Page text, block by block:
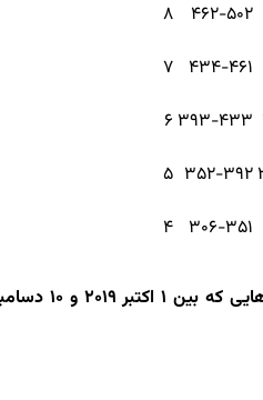
۴۶۲-۵۰۲
۸
۴۳۴-۴۶۱
۷
۳۹۳-۴۳۳۶
۳۵۲-۳۹۲
۵
۳۰۶-۳۵۱ ۴
جدول ارزیابی TEF (برای آزمون‌هایی که بین ۱ اکتبر ۲۰۱۹ و ۱۰ دسامبر